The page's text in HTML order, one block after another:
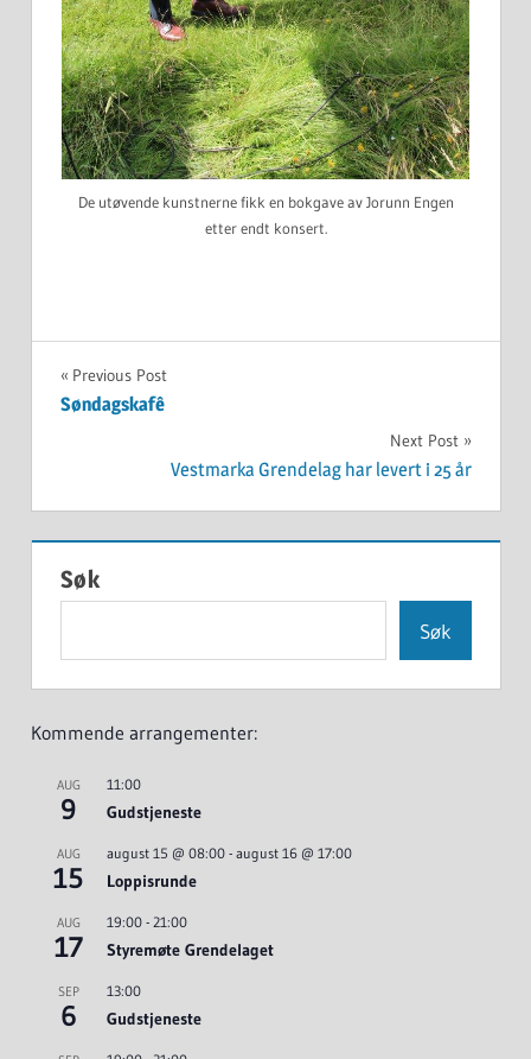
De utøvende kunstnerne fikk en bokgave av Jorunn Engen
etter endt konsert.
UKATEGORISERT
Innleggsnavigasjon
Previous Post
Søndagskafê
Next Post
Vestmarka Grendelag har levert i 25 år
Søk
Søk
Kommende arrangementer:
AUG
9
11:00
Gudstjeneste
AUG
15
august 15 @ 08:00- august 16 @ 17:00
Loppisrunde
AUG
17
19:00- 21:00
Styremøte Grendelaget
SEP
6
13:00
Gudstjeneste